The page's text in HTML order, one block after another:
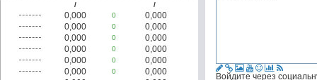
Войдите через
/ /
0,000 0
0,000
0,000
0
0,000
0,000
0
0,000
0,000
0
0,000
0,000
0
0,000
0,000
0
0,000